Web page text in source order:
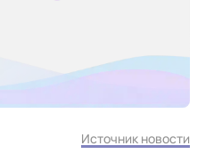
Источник новости